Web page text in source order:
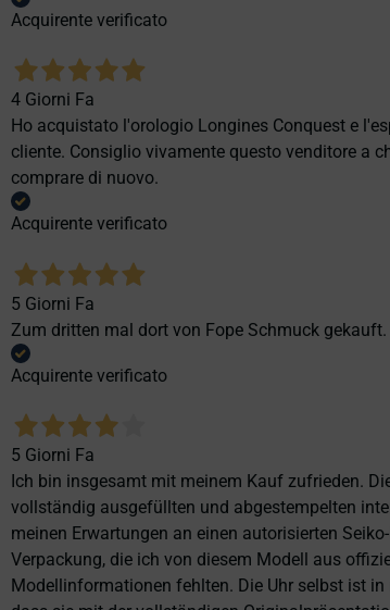
Acquirente verificato
4 Giorni Fa
Ho acquistato l'orologio Longines Conquest e
cliente. Consiglio vivamente questo venditore a
comprare di nuovo.
Acquirente verificato
5 Giorni Fa
Zum dritten mal dort von Fope Schmuck
Acquirente verificato
5 Giorni Fa
Ich bin insgesamt mit meinem Kauf zufrieden.
vollständig ausgefüllten und abgestempelten
meinen Erwartungen an einen autorisierten
Verpackung, die ich von diesem Modell aus
Modellinformationen fehlten. Die Uhr selbst ist